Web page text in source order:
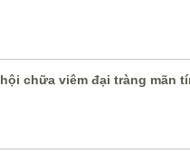
chữa viêm đại tràng mãn